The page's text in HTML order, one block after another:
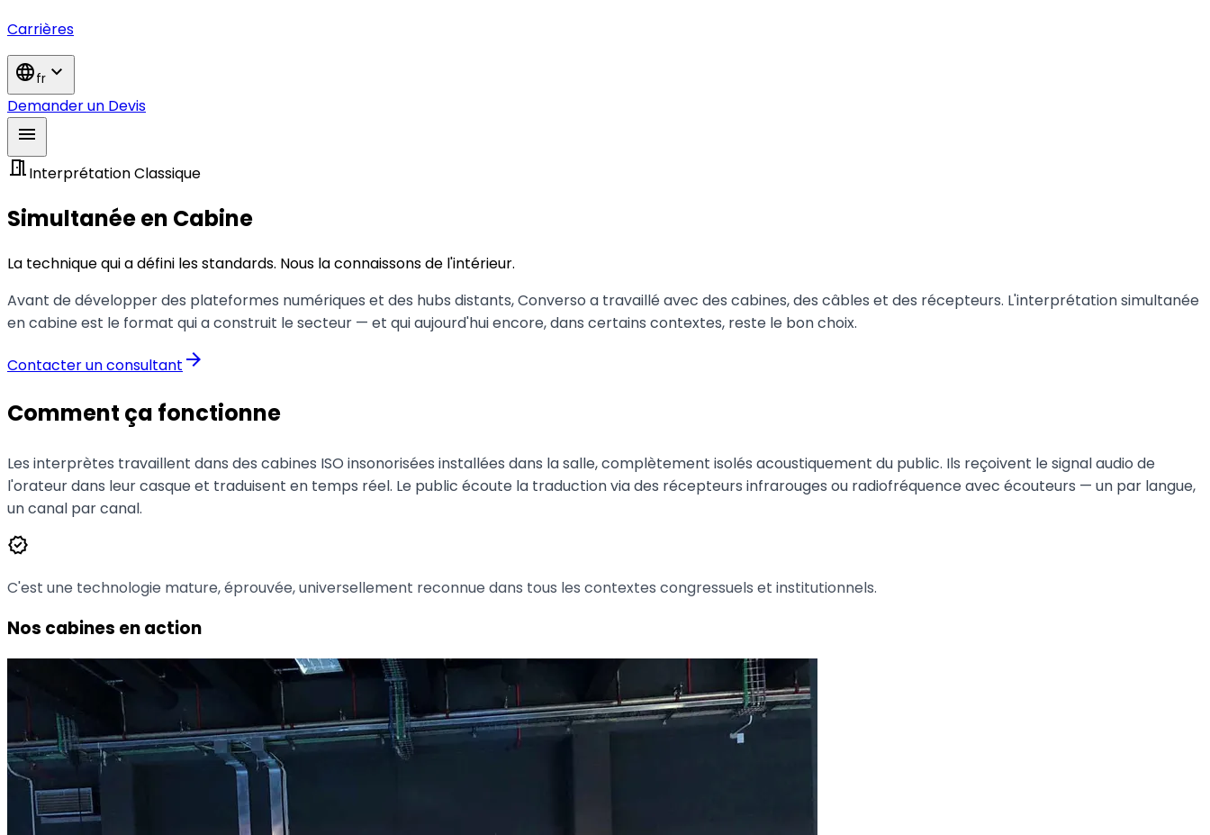
Carrières
languagefr expand_more
Demander un Devis
menu
meeting_roomInterprétation Classique
Simultanée en Cabine
La technique qui a défini les standards. Nous la connaissons de l'intérieur.
Avant de développer des plateformes numériques et des hubs distants, Converso a travaillé avec des cabines, des câbles et des récepteurs. L'interprétation simultanée
en cabine est le format qui a construit le secteur — et qui aujourd'hui encore, dans certains contextes, reste le bon choix.
Contacter un consultant arrow_forward
Comment ça fonctionne
Les interprètes travaillent dans des cabines ISO insonorisées installées dans la salle, complètement isolés acoustiquement du public. Ils reçoivent le signal audio de
l'orateur dans leur casque et traduisent en temps réel. Le public écoute la traduction via des récepteurs infrarouges ou radiofréquence avec écouteurs — un par langue,
un canal par canal.
verified
C'est une technologie mature, éprouvée, universellement reconnue dans tous les contextes congressuels et institutionnels.
Nos cabines en action